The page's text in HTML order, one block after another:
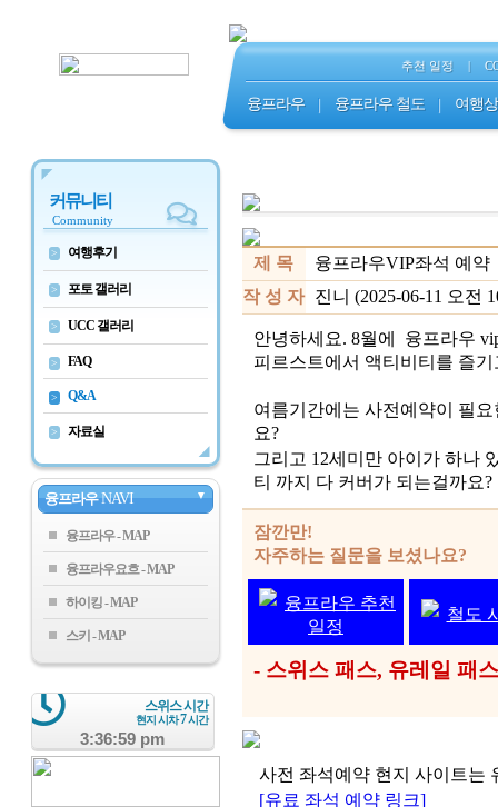
추천 일정 |
융프라우 | 융프라우 철도 | 여행
커뮤니티
Community
> 여행후기
> 포토 갤러리
> UCC 갤러리
> FAQ
> Q&A
> 자료실
융프라우 NAVI ▼
융프라우
융프라우요흐
하이킹
스키
스위스 시간
현지 시차7시간
3:36:59 pm
제 목
융프라우VIP좌석 예약
작 성 자 진니 (2025-06-11 오전
안녕하세요. 8월에 융프라우
피르스트에서 액티비티를 즐
여름기간에는 사전예약이 필
요?
그리고 12세미만 아이가 하나
티 까지 다 커버가 되는걸까요?
잠깐만!
자주하는 질문을 보셨나요?
융프라우 추천
일정
철도
- 스위스 패스, 유레일 패
사전 좌석예약 현지 사이트는
[유료 좌석 예약 링크]